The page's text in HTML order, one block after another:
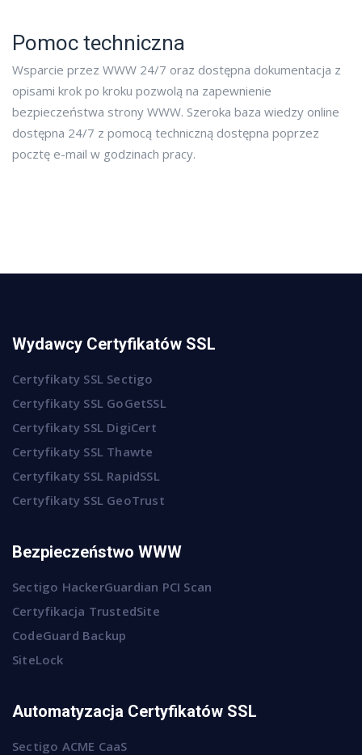
Pomoc techniczna
Wsparcie przez WWW 24/7 oraz dostępna dokumentacja z
opisami krok po kroku pozwolą na zapewnienie
bezpieczeństwa strony WWW. Szeroka baza wiedzy online
dostępna 24/7 z pomocą techniczną dostępna poprzez
pocztę e-mail w godzinach pracy.
Wydawcy Certyfikatów SSL
Certyfikaty SSL Sectigo
Certyfikaty SSL GoGetSSL
Certyfikaty SSL DigiCert
Certyfikaty SSL Thawte
Certyfikaty SSL RapidSSL
Certyfikaty SSL GeoTrust
Bezpieczeństwo WWW
Sectigo HackerGuardian PCI Scan
Certyfikacja TrustedSite
CodeGuard Backup
SiteLock
Automatyzacja Certyfikatów SSL
Sectigo ACME CaaS